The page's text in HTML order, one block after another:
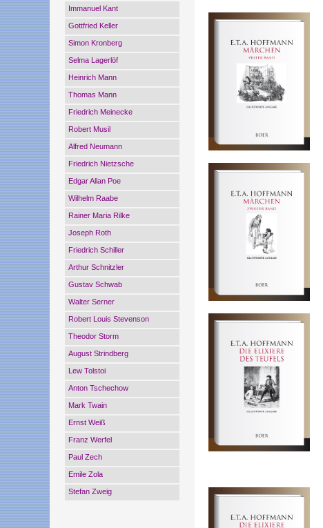
Immanuel Kant
Gottfried Keller
Simon Kronberg
Selma Lagerlöf
Heinrich Mann
Thomas Mann
Friedrich Meinecke
Robert Musil
Alfred Neumann
Friedrich Nietzsche
Edgar Allan Poe
Wilhelm Raabe
Rainer Maria Rilke
Joseph Roth
Friedrich Schiller
Arthur Schnitzler
Gustav Schwab
Walter Serner
Robert Louis Stevenson
Theodor Storm
August Strindberg
Lew Tolstoi
Anton Tschechow
Mark Twain
Ernst Weiß
Franz Werfel
Paul Zech
Emile Zola
Stefan Zweig